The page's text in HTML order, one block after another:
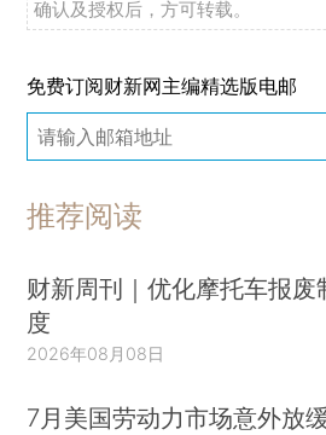
确认及授权后，方可转载。
免费订阅财新网主编精选版电邮
推荐阅读
财新周刊｜优化摩托车报废
度
2026年08月08日
7月美国劳动力市场意外放